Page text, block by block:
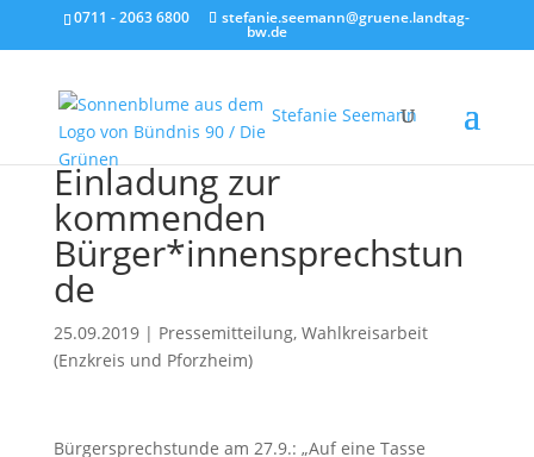
0711 - 2063 6800 stefanie.seemann@gruene.landtag-
bw.de
Stefanie Seemann
Einladung zur
kommenden
Bürger*innensprechstun
de
25.09.2019| Pressemitteilung, Wahlkreisarbeit
(Enzkreis und Pforzheim)
Bürgersprechstunde am 27.9.: „Auf eine Tasse